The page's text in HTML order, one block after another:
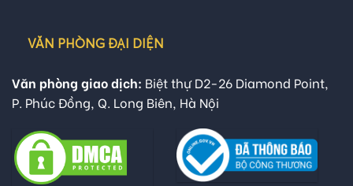
VĂN PHÒNG ĐẠI DIỆN
Văn phòng giao dịch: Biệt thự D2-26 Diamond Point,
P. Phúc Đồng, Q. Long Biên, Hà Nội